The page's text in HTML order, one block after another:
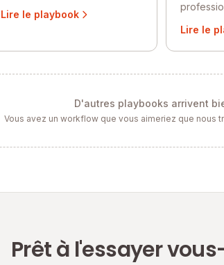
données
insights
Lire le
facturation — calculé dans
semaine et visible dans un
Lire le playbook
D'autres playbooks arrivent
Vous avez un workflow que vous aimeriez que nous
Prêt à l'essayer